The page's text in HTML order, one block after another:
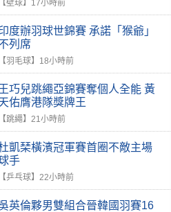
【壁球】 17小時前
度辦羽球世錦賽 承諾「猴爺」
列席
【羽毛球】 18小時前
王巧兒跳繩亞錦賽奪個人全能 黃
佑膺港隊獎牌王
【跳繩】 21小時前
凱琹橫濱冠軍賽首圈不敵主場
手
【乒乓球】 22小時前
英倫夥男雙組合晉韓國羽賽16